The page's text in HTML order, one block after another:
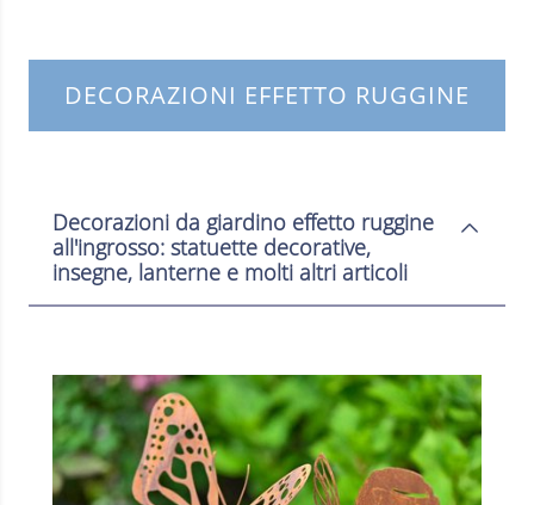
DECORAZIONI EFFETTO RUGGINE
Decorazioni da giardino effetto ruggine
all'ingrosso: statuette decorative,
insegne, lanterne e molti altri articoli